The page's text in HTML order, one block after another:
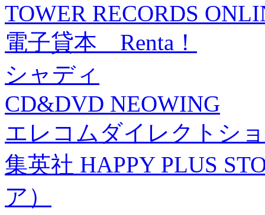
TOWER RECORDS
電子貸本 Renta！
シャディ
CD&DVD NEOWING
エレコムダイレクトシ
集英社 HAPPY PLUS
ア）